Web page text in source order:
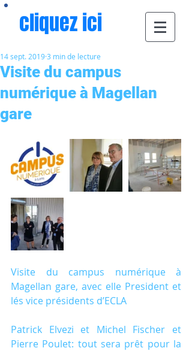
cliquez ici
Visite du campus
numérique à Magellan
gare
14 sept. 20193 min de lecture
Visite du campus numérique à
Magellan gare, avec elle President et
lés vice présidents d’ECLA
Patrick Elvezi et Michel Fischer et
Pierre Poulet: tout sera prêt pour la